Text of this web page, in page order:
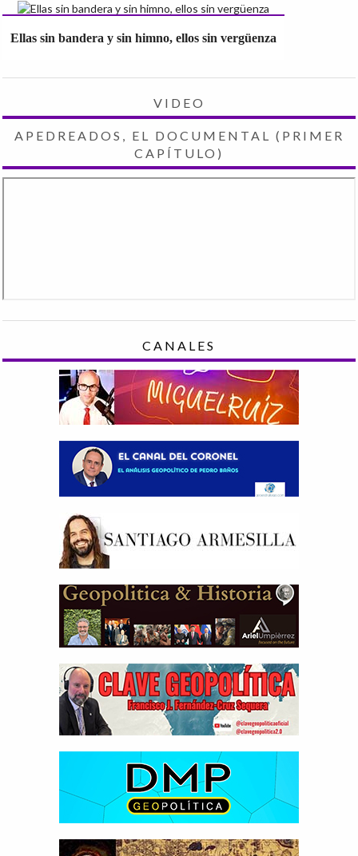
Ellas sin bandera y sin himno, ellos sin vergüenza
VIDEO
APEDREADOS, EL DOCUMENTAL (PRIMER
CAPÍTULO)
CANALES